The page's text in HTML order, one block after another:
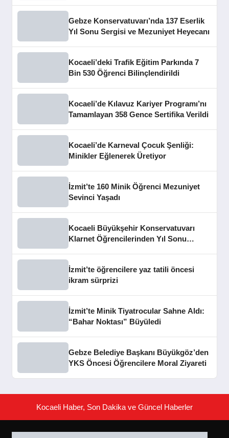
Gebze Konservatuvarı’nda 137 Eserlik
Yıl Sonu Sergisi ve Mezuniyet Heyecanı
Kocaeli’deki Trafik Eğitim Parkında 7
Bin 530 Öğrenci Bilinçlendirildi
Kocaeli’de Kılavuz Kariyer Programı’nı
Tamamlayan 358 Gence Sertifika Verildi
Kocaeli’de Karneval Çocuk Şenliği:
Minikler Eğlenerek Üretiyor
İzmit’te 160 Minik Öğrenci Mezuniyet
Sevinci Yaşadı
Kocaeli Büyükşehir Konservatuvarı
Klarnet Öğrencilerinden Yıl Sonu
İzmit’te öğrencilere yaz tatili öncesi
ikram sürprizi
İzmit’te Minik Tiyatrocular Sahne Aldı:
“Bahar Noktası” Büyüledi
Gebze Belediye Başkanı Büyükgöz’den
YKS Öncesi Öğrencilere Moral Ziyareti
Kocaeli Haber, Son Dakika ve Güncel Haberler